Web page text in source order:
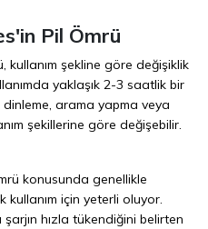
Pil Ömrü
kullanım şekline göre değişiklik
yaklaşık 2-3 saatlik bir
arama yapma veya
şekillerine göre değişebilir.
konusunda genellikle
kullanım için yeterli oluyor.
hızla tükendiğini belirten